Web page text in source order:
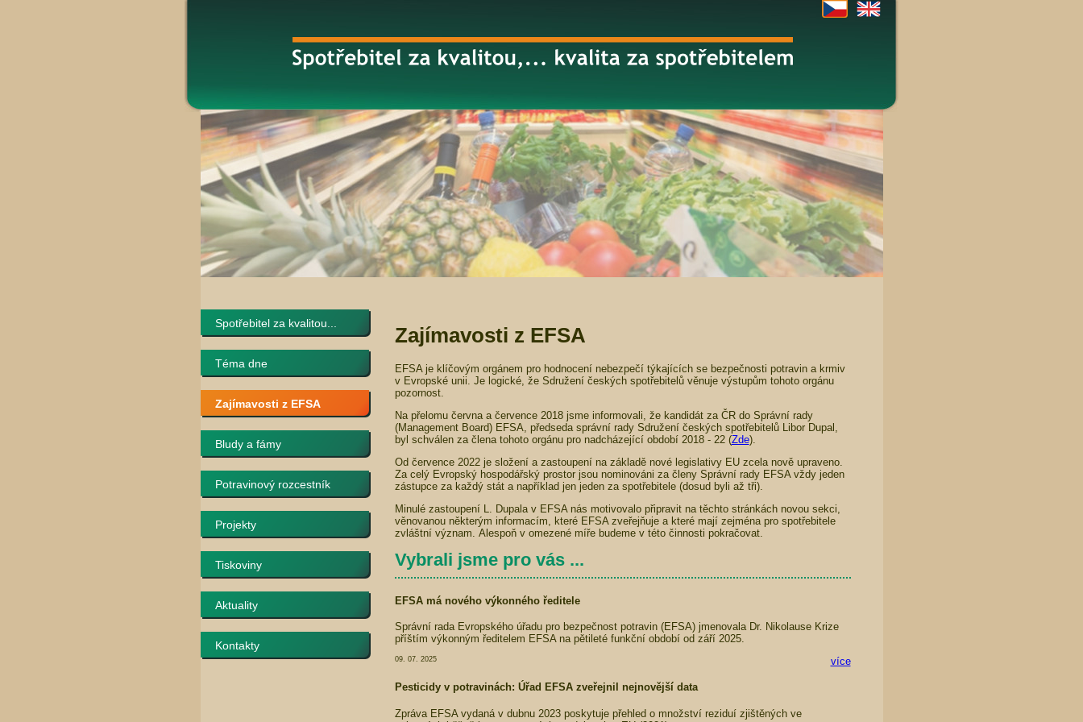
Spotřebitel za kvalitou...
Téma dne
Zajímavosti z EFSA
Bludy a fámy
Potravinový rozcestník
Projekty
Tiskoviny
Aktuality
Kontakty
Zajímavosti z EFSA
EFSA je klíčovým orgánem pro hodnocení nebezpečí týkajících se bezpečnosti potravin a krmiv
v Evropské unii. Je logické, že Sdružení českých spotřebitelů věnuje výstupům tohoto orgánu
pozornost.
Na přelomu června a července 2018 jsme informovali, že kandidát za ČR do Správní rady
(Management Board) EFSA, předseda správní rady Sdružení českých spotřebitelů Libor Dupal,
byl schválen za člena tohoto orgánu pro nadcházející období 2018 - 22 (Zde).
Od července 2022 je složení a zastoupení na základě nové legislativy EU zcela nově upraveno.
Za celý Evropský hospodářský prostor jsou nominováni za členy Správní rady EFSA vždy jeden
zástupce za každý stát a například jen jeden za spotřebitele (dosud byli až tři).
Minulé zastoupení L. Dupala v EFSA nás motivovalo připravit na těchto stránkách novou sekci,
věnovanou některým informacím, které EFSA zveřejňuje a které mají zejména pro spotřebitele
zvláštní význam. Alespoň v omezené míře budeme v této činnosti pokračovat.
Vybrali jsme pro vás ...
EFSA má nového výkonného ředitele
Správní rada Evropského úřadu pro bezpečnost potravin (EFSA) jmenovala Dr. Nikolause Krize
příštím výkonným ředitelem EFSA na pětileté funkční období od září 2025.
více
09. 07. 2025
Pesticidy v potravinách: Úřad EFSA zveřejnil nejnovější data
Zpráva EFSA vydaná v dubnu 2023 poskytuje přehled o množství reziduí zjištěných ve